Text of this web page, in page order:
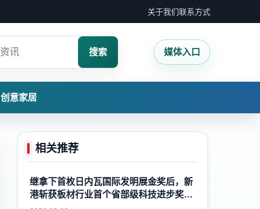
关于我们联系方式
搜索 媒体入口
创意家居
相关推荐
继拿下首枚日内瓦国际发明展金奖后，新
港斩获板材行业首个省部级科技进步奖一
等奖，再攀国内外木业自主创新新高峰